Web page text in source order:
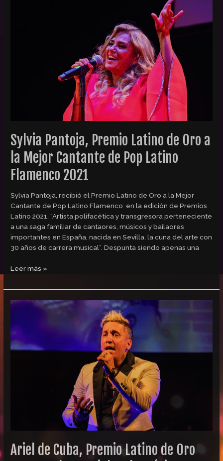
Sylvia Pantoja, Premio Latino de Oro a
la Mejor Cantante de Pop Latino
Flamenco 2021
Sylvia Pantoja, recibió el Premio Latino de Oro a la Mejor
Cantante de Pop Latino Flamenco en la edición de Premios
Latino 2021. “Artista polifacética y transgresora perteneciente
a una saga familiar de cantaores, músicos y bailaores
importantes en España, nacida en Sevilla, la cuna del arte con
30 años de carrera musical”. Despunta siendo apenas una
Flamenco
2021
Leer más »
Ariel de Cuba, Premio Latino de Oro
Ariel
Cuba,
Premio
Latino
Música
durante